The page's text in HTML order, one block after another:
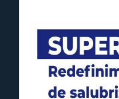
e
b
o
o
s
A
p
p
e
n
g